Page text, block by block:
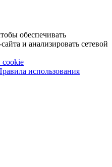
обеспечивать
и анализировать сетевой
cookie
использования